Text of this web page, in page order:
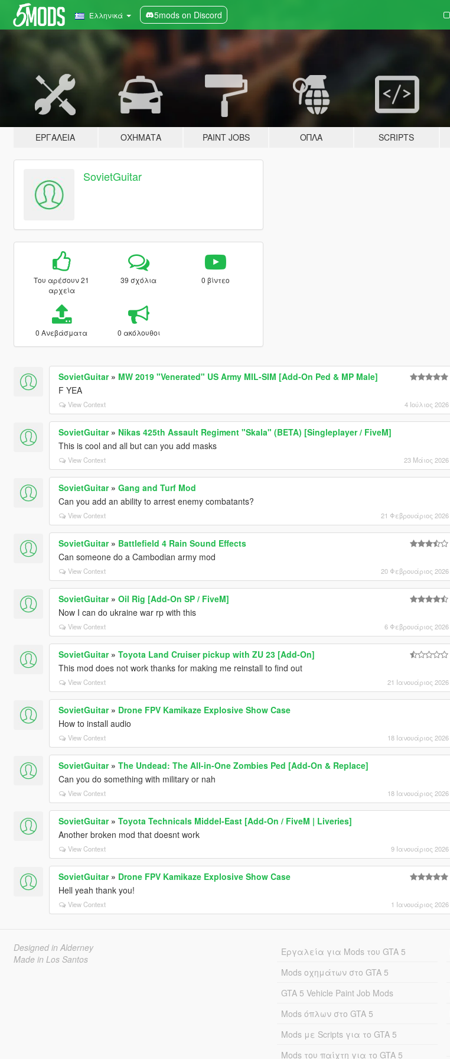
Ελληνικά 5mods on Discord
ΕΡΓΑΛΕΊΑ ΟΧΉΜΑΤΑ PAINT JOBS ΌΠΛΑ SCRIPTS
SovietGuitar
Του αρέσουν 21
αρχεία
39 σχόλια 0 βίντεο
0 Ανεβάσματα 0 ακόλουθοι
SovietGuitar» MW 2019 "Venerated" US Army MIL-SIM [Add-On Ped & MP Male]
F YEA
View Context 4 Ιούλιος 2026
SovietGuitar» Nikas 425th Assault Regiment "Skala" (BETA) [Singleplayer / FiveM]
This is cool and all but can you add masks
View Context 23 Μάιος 2026
SovietGuitar» Gang and Turf Mod
Can you add an ability to arrest enemy combatants?
View Context 21 Φεβρουάριος 2026
SovietGuitar» Battlefield 4 Rain Sound Effects
Can someone do a Cambodian army mod
View Context 20 Φεβρουάριος 2026
SovietGuitar» Oil Rig [Add-On SP / FiveM]
Now I can do ukraine war rp with this
View Context 6 Φεβρουάριος 2026
SovietGuitar» Toyota Land Cruiser pickup with ZU 23 [Add-On]
This mod does not work thanks for making me reinstall to find out
View Context 21 Ιανουάριος 2026
SovietGuitar» Drone FPV Kamikaze Explosive Show Case
How to install audio
View Context 18 Ιανουάριος 2026
SovietGuitar» The Undead: The All-in-One Zombies Ped [Add-On & Replace]
Can you do something with military or nah
View Context 18 Ιανουάριος 2026
SovietGuitar» Toyota Technicals Middel-East [Add-On / FiveM | Liveries]
Another broken mod that doesnt work
View Context 9 Ιανουάριος 2026
SovietGuitar» Drone FPV Kamikaze Explosive Show Case
Hell yeah thank you!
View Context 1 Ιανουάριος 2026
Designed in Alderney
Made in Los Santos
Εργαλεία για Mods του GTA 5
Mods οχημάτων στο GTA 5
GTA 5 Vehicle Paint Job Mods
Mods όπλων στο GTA 5
Mods με Scripts για το GTA 5
Mods του παίχτη για το GTA 5